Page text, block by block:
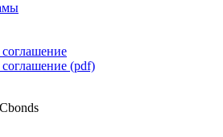
соглашение
соглашение (pdf)